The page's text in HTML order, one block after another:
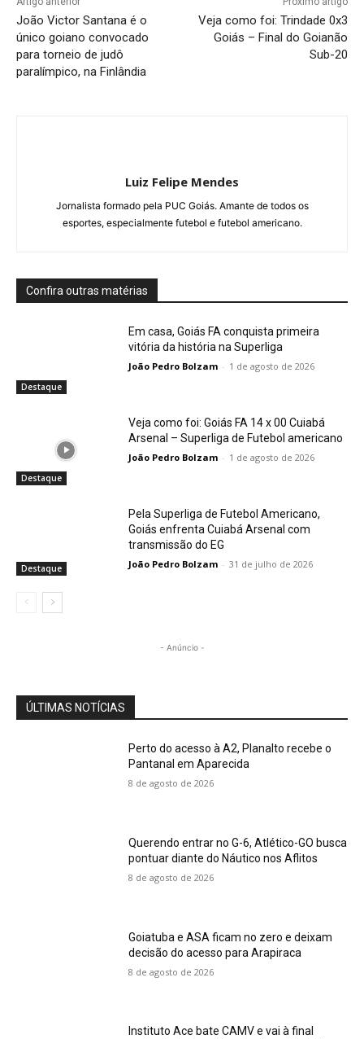
João Victor Santana é o
único goiano convocado
para torneio de judô
paralímpico, na Finlândia
Veja como foi: Trindade 0x3
Goiás – Final do Goianão
Sub-20
Luiz Felipe Mendes
Jornalista formado pela PUC Goiás. Amante de todos os
esportes, especialmente futebol e futebol americano.
Confira outras matérias
Destaque
Em casa, Goiás FA conquista primeira
vitória da história na Superliga
João Pedro Bolzam - 1 de agosto de 2026
Destaque
Veja como foi: Goiás FA 14 x 00 Cuiabá
Arsenal – Superliga de Futebol americano
João Pedro Bolzam - 1 de agosto de 2026
Destaque
Pela Superliga de Futebol Americano,
Goiás enfrenta Cuiabá Arsenal com
transmissão do EG
João Pedro Bolzam - 31 de julho de 2026
- Anúncio -
ÚLTIMAS NOTÍCIAS
Perto do acesso à A2, Planalto recebe o
Pantanal em Aparecida
8 de agosto de 2026
Querendo entrar no G-6, Atlético-GO busca
pontuar diante do Náutico nos Aflitos
8 de agosto de 2026
Goiatuba e ASA ficam no zero e deixam
decisão do acesso para Arapiraca
8 de agosto de 2026
Instituto Ace bate CAMV e vai à final